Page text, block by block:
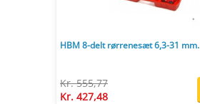
HBM 8-delt rørrenesæt 6,3-31 mm.
Kr. 555,77
Kr. 427,48